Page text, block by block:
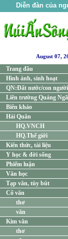
Diễn đàn của
August 07,
Trang đầu
Hình ảnh, sinh hoạt
QN:Đất nước/con người
Liên trường Quảng
Biên khảo
Hải Quân
HQ.VNCH
HQ.Thế giới
Kiến thức, tài liệu
Y học & đời sống
Phiếm luận
Văn học
Tạp văn, tùy bút
Cổ văn
thơ
văn
Kim văn
thơ